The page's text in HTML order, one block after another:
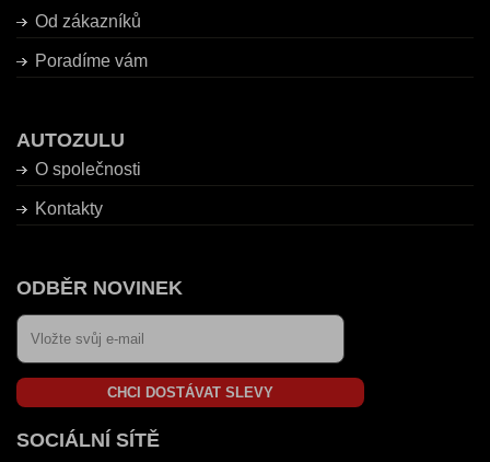
Od zákazníků
Poradíme vám
AUTOZULU
O společnosti
Kontakty
ODBĚR NOVINEK
CHCI DOSTÁVAT SLEVY
SOCIÁLNÍ SÍTĚ